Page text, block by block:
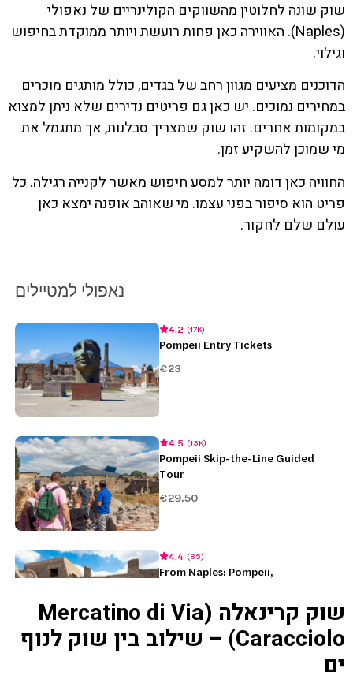
שוק שונה לחלוטין מהשווקים הקולינריים של נאפולי
(Naples). האווירה כאן פחות רועשת ויותר ממוקדת בחיפוש
וגילוי.
הדוכנים מציעים מגוון רחב של בגדים, כולל מותגים מוכרים
במחירים נמוכים. יש כאן גם פריטים נדירים שלא ניתן למצוא
במקומות אחרים. זהו שוק שמצריך סבלנות, אך מתגמל את
מי שמוכן להשקיע זמן.
החוויה כאן דומה יותר למסע חיפוש מאשר לקנייה רגילה. כל
פריט הוא סיפור בפני עצמו. מי שאוהב אופנה ימצא כאן
עולם שלם לחקור.
שוק קרינאלה (Mercatino di Via
Caracciolo) – שילוב בין שוק לנוף
ים